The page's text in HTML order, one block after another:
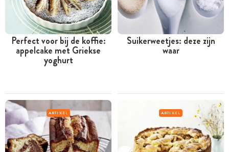
Perfect voor bij de koffie:
appelcake met Griekse
yoghurt
Suikerweetjes: deze zijn
waar
ARTIKEL ARTIKEL